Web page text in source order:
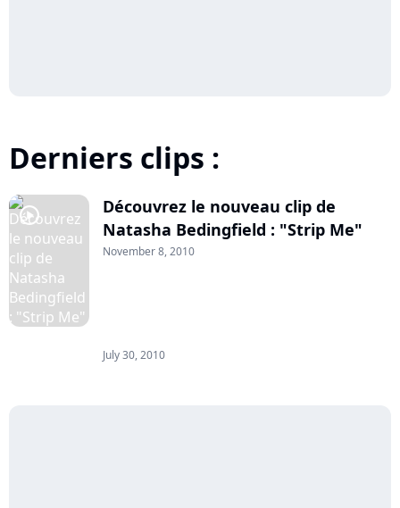
Derniers clips :
player2
Découvrez le nouveau clip de
Natasha Bedingfield : "Strip Me"
November 8, 2010
July 30, 2010